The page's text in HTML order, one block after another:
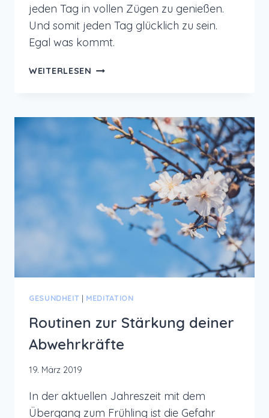
jeden Tag in vollen Zügen zu genießen.
Und somit jeden Tag glücklich zu sein.
Egal was kommt.
WEITERLESEN ANLEITUNG
GLÜCKLICHSEIN
GESUNDHEIT | MEDITATION
Routinen zur Stärkung deiner
Abwehrkräfte
19. März 2019
In der aktuellen Jahreszeit mit dem
Übergang zum Frühling ist die Gefahr